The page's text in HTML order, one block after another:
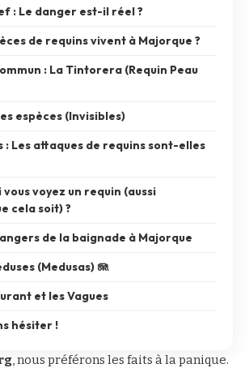
: Le danger est-il réel ?
de requins vivent à Majorque ?
: La Tintorera (Requin Peau
espèces (Invisibles)
: Les attaques de requins sont-elles
voyez un requin (aussi
cela soit) ?
de la baignade à Majorque
(Medusas) 🪼
et les Vagues
hésiter !
, nous préférons les faits à la panique.